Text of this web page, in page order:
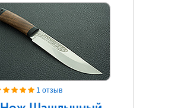
1 отзыв